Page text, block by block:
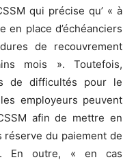
qui précise qu’ « à
en place d’échéanciers
de recouvrement
mois ». Toutefois,
de difficultés pour le
employeurs peuvent
afin de mettre en
réserve du paiement de
En outre, « en cas